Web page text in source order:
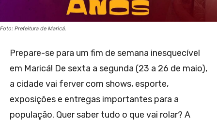
Foto: Prefeitura de Maricá.
Prepare-se para um fim de semana inesquecível
em Maricá! De sexta a segunda (23 a 26 de maio),
a cidade vai ferver com shows, esporte,
exposições e entregas importantes para a
população. Quer saber tudo o que vai rolar? A